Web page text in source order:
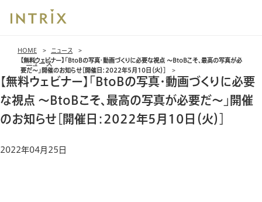
ブ
レッ
ド
ク
ム
HOME
ニュース
【無料ウェビナー】「BtoBの写真・動画づくりに必要な視点 ～BtoBこそ、最高の写真が必
要だ～」開催のお知らせ［開催日：2022年5月10日（火）］
ニュース
【無料ウェビナー】「BtoBの写真・動画づくりに必要
な視点 ～BtoBこそ、最高の写真が必要だ～」開催
のお知らせ［開催日：2022年5月10日（火）］
2022年04月25日